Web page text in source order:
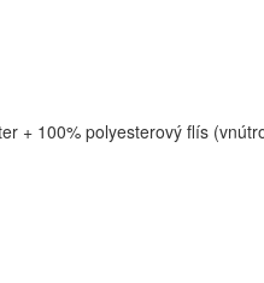
+ 100% polyesterový flís